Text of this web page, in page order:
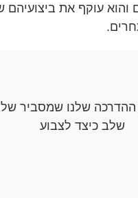
והוא עוקף את ביצועיהם
ההדרכה שלנו שמסביר
שלב כיצד לצבוע